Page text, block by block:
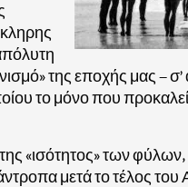
της εποχής μας –
το μόνο που προκαλεί
«ισότητος» των
μετά το τέλος του